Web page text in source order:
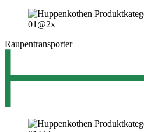
Raupentransporter